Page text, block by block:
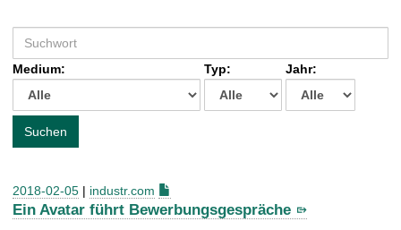
u
c
e
h
:
Medium: Typ: Jahr:
Suchen
2018-02-05 | industr.com
Ein Avatar führt Bewerbungsgespräche